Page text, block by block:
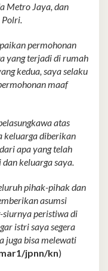
Metro Jaya, dan
Polri.
permohonan
yang terjadi di rumah
kedua, saya selaku
maaf
atas
keluarga diberikan
apa yang telah
keluarga saya.
pihak-pihak dan
asumsi
siurnya peristiwa di
istri saya segera
juga bisa melewati
jpnn/kn)